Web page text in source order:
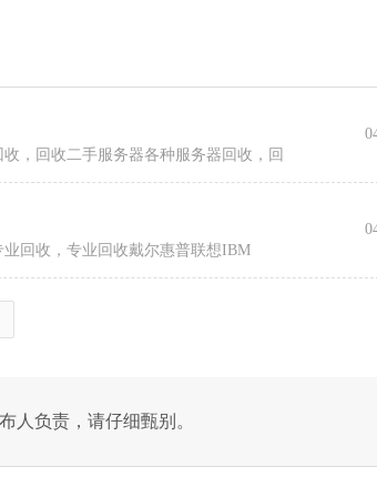
，回收二手服务器各种服务器回收，回
回收，专业回收戴尔惠普联想IBM
人负责，请仔细甄别。